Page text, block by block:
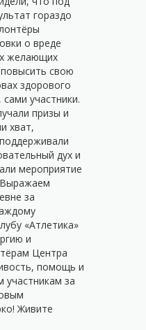
гораздо
о вреде
желающих
свою
здорового
участники.
призы и
хват,
дух и
мероприятие
за
«Атлетика»
и
Центра
помощь и
участникам за
Живите